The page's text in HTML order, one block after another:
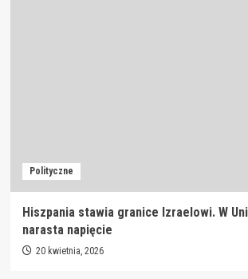
Polityczne
Hiszpania stawia granice Izraelowi. W
narasta napięcie
20 kwietnia, 2026